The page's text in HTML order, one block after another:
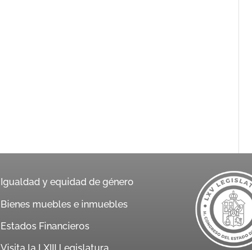
Igualdad y equidad de género
Bienes muebles e inmuebles
Estados Financieros